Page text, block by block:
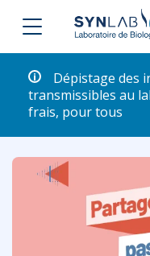
Dépistage des
transmissibles au
frais, pour tous